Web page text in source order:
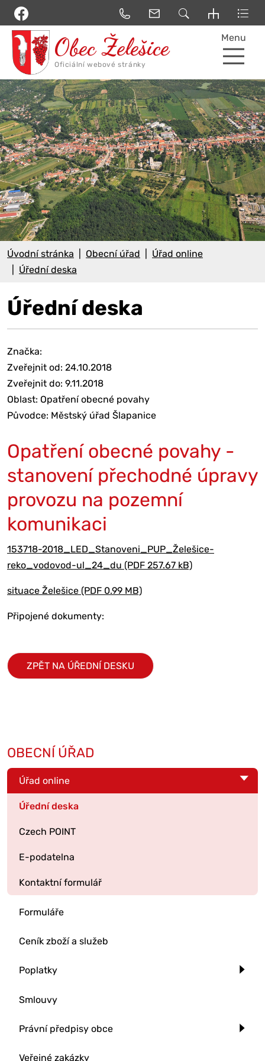
Menu
Úvodní stránka Obecní úřad
Úřad online
Úřední deska
Úřední deska
Značka:
Zveřejnit od: 24.10.2018
Zveřejnit do: 9.11.2018
Oblast: Opatření obecné povahy
Původce: Městský úřad Šlapanice
Opatření obecné povahy -
stanovení přechodné úpravy
provozu na pozemní
komunikaci
153718-2018_LED_Stanoveni_PUP_Želešice-
reko_vodovod-ul_24_du (PDF 257.67 kB)
situace Želešice (PDF 0.99 MB)
Připojené dokumenty:
ZPĚT NA ÚŘEDNÍ DESKU
OBECNÍ ÚŘAD
Úřad online
Úřední deska
Czech POINT
E-podatelna
Kontaktní formulář
Formuláře
Ceník zboží a služeb
Poplatky
Smlouvy
Právní předpisy obce
Veřejné zakázky